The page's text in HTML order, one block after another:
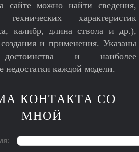
сайте можно найти сведения,
технических характеристик
калибр, длина ствола и др.),
и применения. Указаны
и наиболее
недостатки каждой модели.
КОНТАКТА СО
МНОЙ